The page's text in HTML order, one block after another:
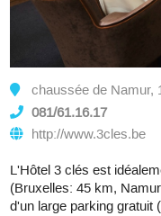
chaussée de Namur,
081/61.16.17
http://www.3cles.be
L'Hôtel 3 clés est
(Bruxelles: 45 km,
d'un large parking gratuit